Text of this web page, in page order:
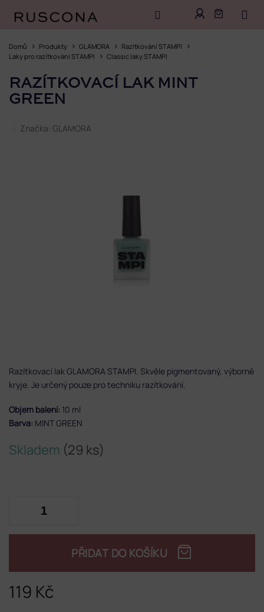
obsah
Domů Produkty GLAMORA
Razítkování STAMPI
Laky pro razítkování STAMPI
Classic laky STAMPI
RAZÍTKOVACÍ LAK MINT
GREEN
Značka: GLAMORA
119 Kč
Skladem (29 ks)
PŘIDAT DO KOŠÍKU
Razítkovací lak GLAMORA STAMPI. Skvěle pigmentovaný, výborně
kryje. Je určený pouze pro techniku razítkování.
Objem balení: 10 ml
Barva: MINT GREEN